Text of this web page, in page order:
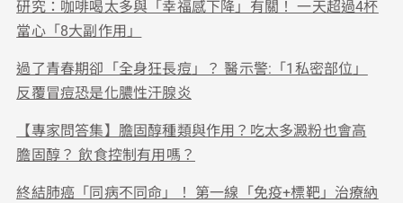
研究：咖啡喝太多與「幸福感下降」有關！ 一天超過4杯
當心「8大副作用」
過了青春期卻「全身狂長痘」？ 醫示警:「1私密部位」
反覆冒痘恐是化膿性汗腺炎
【專家問答集】膽固醇種類與作用？吃太多澱粉也會高
膽固醇？ 飲食控制有用嗎？
終結肺癌「同病不同命」！ 第一線「免疫+標靶」治療納